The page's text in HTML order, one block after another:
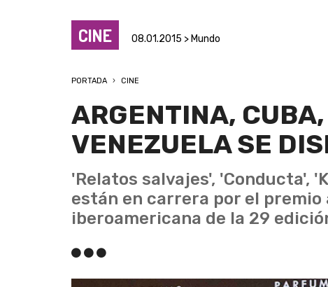
CINE 08.01.2015 > Mundo
PORTADA CINE
ARGENTINA, CUBA,
VENEZUELA SE
'Relatos salvajes', 'Conducta',
están en carrera por el premio
iberoamericana de la 29